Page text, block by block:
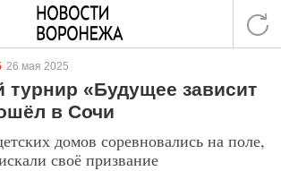
26 мая 2025
«Будущее зависит
в Сочи
домов соревновались на поле,
своё призвание